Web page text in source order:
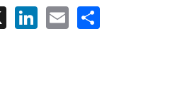
X LinkedIn
Email